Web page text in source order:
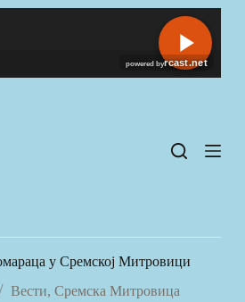
у Сремској Митровици
Вести,Сремска Митровица